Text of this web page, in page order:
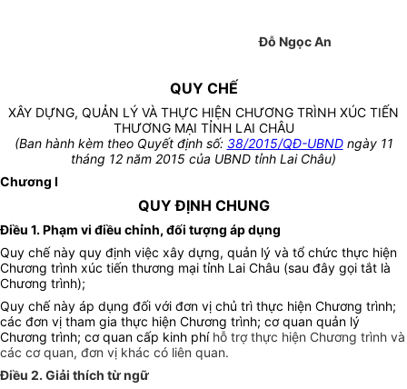
Đỗ Ngọc An
QUY CHẾ
XÂY DỰNG, QUẢN LÝ VÀ THỰC HIỆN CHƯƠNG TRÌNH XÚC TIẾN
THƯƠNG MẠI TỈNH LAI CHÂU
(Ban hành kèm theo Quyết định số: 38/2015/QĐ-UBNDngày 11
tháng 12 năm 2015 của UBND tỉnh Lai Châu)
Chương I
QUY ĐỊNH CHUNG
Điều 1. Phạm vi điều chỉnh, đối tượng áp dụng
Quy chế này quy định việc xây dựng, quản lý và tổ chức thực hiện
Chương trình xúc tiến thương mại tỉnh Lai Châu (sau đây gọi tắt là
Chương trình);
Quy chế này áp dụng đối với đơn vị chủ trì thực hiện Chương trình;
các đơn vị tham gia thực hiện Chương trình; cơ quan quản lý
Chương trình; cơ quan cấp kinh phí hỗ trợ thực hiện Chương trình và
các cơ quan, đơn vị khác có liên quan.
Điều 2. Giải thích từ ngữ